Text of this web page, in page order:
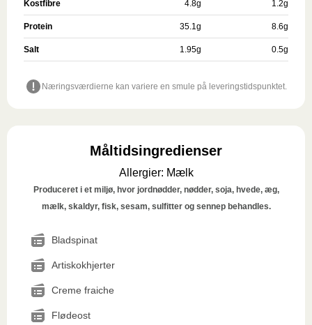
Kostfibre 4.8g 1.2g
Protein 35.1g 8.6g
Salt 1.95g 0.5g
Næringsværdierne kan variere en smule på leveringstidspunktet.
Måltidsingredienser
Allergier: Mælk
Produceret i et miljø, hvor jordnødder, nødder, soja, hvede, æg,
mælk, skaldyr, fisk, sesam, sulfitter og sennep behandles.
Bladspinat
Artiskokhjerter
Creme fraiche
Flødeost